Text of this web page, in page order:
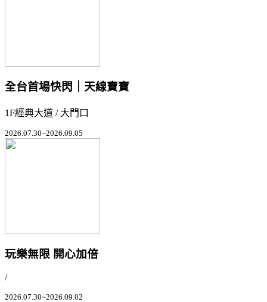
全台首場快閃｜天線寶寶
1F經典大道 / 大門口
2026.07.30~2026.09.05
玩樂無限 開心加倍
/
2026.07.30~2026.09.02